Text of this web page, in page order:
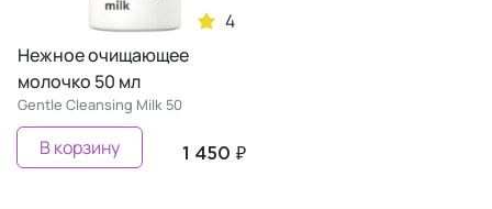
4
Нежное очищающее
молочко 50 мл
Gentle Cleansing Milk 50
1 450 ₽
В корзину